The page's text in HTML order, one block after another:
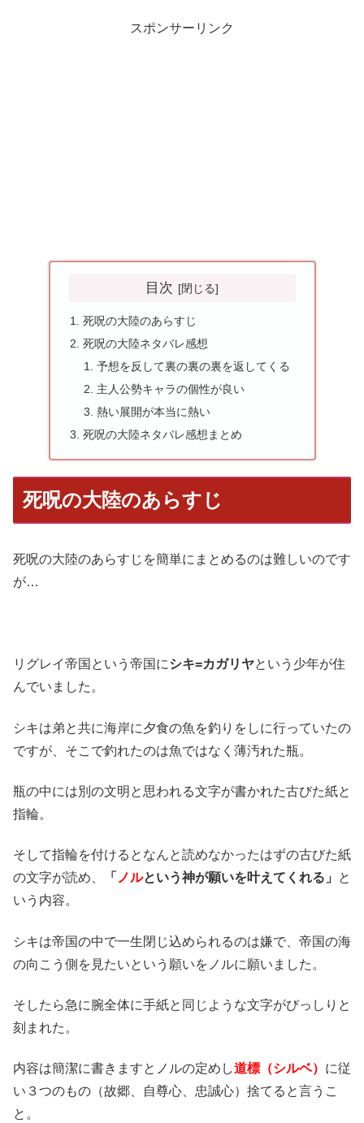
スポンサーリンク
目次
死呪の大陸のあらすじ
死呪の大陸ネタバレ感想
予想を反して裏の裏の裏を返してくる
主人公勢キャラの個性が良い
熱い展開が本当に熱い
死呪の大陸ネタバレ感想まとめ
死呪の大陸のあらすじ
死呪の大陸のあらすじを簡単にまとめるのは難しいのです
が…
リグレイ帝国という帝国にシキ=カガリヤという少年が住
んでいました。
シキは弟と共に海岸に夕食の魚を釣りをしに行っていたの
ですが、そこで釣れたのは魚ではなく薄汚れた瓶。
瓶の中には別の文明と思われる文字が書かれた古びた紙と
指輪。
そして指輪を付けるとなんと読めなかったはずの古びた紙
の文字が読め、
「 ノルという神が願いを叶えてくれる」
と
いう内容。
シキは帝国の中で一生閉じ込められるのは嫌で、帝国の海
の向こう側を見たいという願いをノルに願いました。
そしたら急に腕全体に手紙と同じような文字がびっしりと
刻まれた。
内容は簡潔に書きますとノルの定めし道標（シルベ） に従
い３つのもの（故郷、自尊心、忠誠心）捨てると言うこ
と。